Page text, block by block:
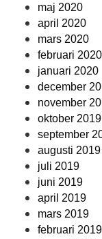
maj 2020
april 2020
mars 2020
februari 2020
januari 2020
december
november
oktober 2019
september
augusti 2019
juli 2019
juni 2019
april 2019
mars 2019
februari 2019